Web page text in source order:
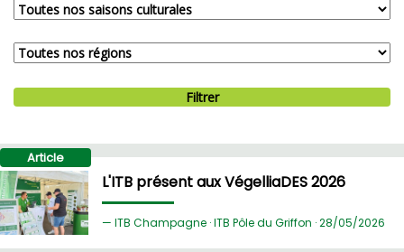
Filtrer
Article
L'ITB présent aux VégelliaDES 2026
ITB Champagne · ITB Pôle du Griffon ·28/05/2026